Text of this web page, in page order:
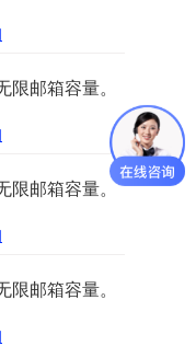
邮箱容量。
限邮箱容量。
邮箱容量。